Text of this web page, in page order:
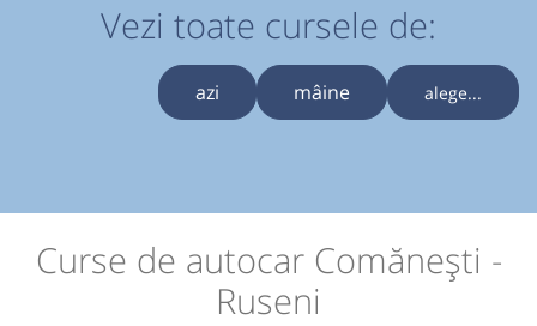
Vezi toate cursele de:
azi mâine alege...
Curse de autocar Comănești -
Ruseni